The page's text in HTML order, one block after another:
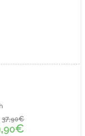
37,90€
90€